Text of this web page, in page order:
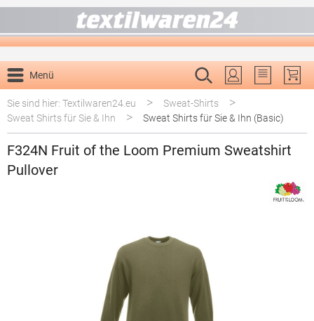
Menü
Du hast 0
Sie sind hier: Textilwaren24.eu
> Sweat-Shirts >
Sweat Shirts für Sie & Ihn > Sweat Shirts für Sie & Ihn (Basic)
F324N Fruit of the Loom Premium Sweatshirt
Pullover